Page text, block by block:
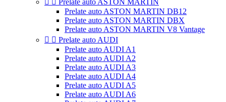
  Prelate auto ASTON MARTIN
Prelate auto ASTON MARTIN DB12
Prelate auto ASTON MARTIN DBX
Prelate auto ASTON MARTIN V8 Vantage
  Prelate auto AUDI
Prelate auto AUDI A1
Prelate auto AUDI A2
Prelate auto AUDI A3
Prelate auto AUDI A4
Prelate auto AUDI A5
Prelate auto AUDI A6